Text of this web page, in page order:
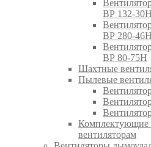
ВР 132-30Н
ВР 280-46Н
ВР 80-75Н
Шахтные
Пылевые
вентиляторам